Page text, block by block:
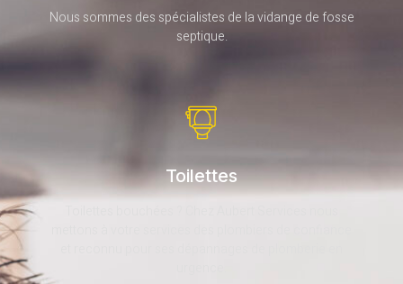
Nous sommes des spécialistes de la vidange de fosse
septique.
Toilettes